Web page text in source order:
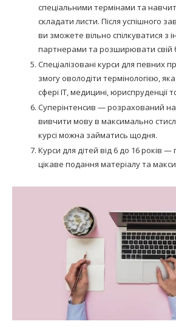
спеціальними термінами та
складати листи. Після успішного
ви зможете вільно спілкуватися з
партнерами та розширювати свій
Спеціалізовані курси для певних
змогу оволодіти термінологією,
сфері IT, медицині, юриспруденції
Суперінтенсив — розрахований
вивчити мову в максимально
курсі можна займатись щодня.
Курси для дітей від 6 до 16 років
цікаве подання матеріалу та